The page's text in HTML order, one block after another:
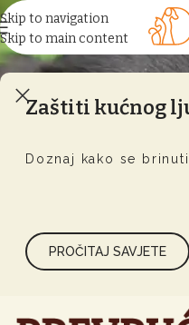
Skip to navigation
Skip to main content
Zaštiti kućnog
Doznaj kako se
PROČITAJ SAVJETE